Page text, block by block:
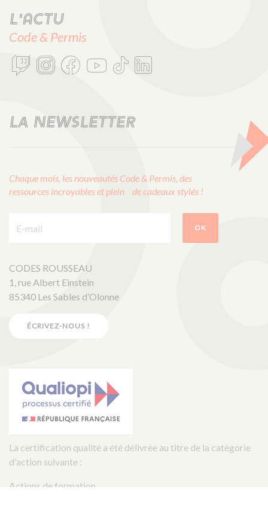
L'actu
Code & Permis
LA NEWSLETTER
Chaque mois, les nouveautés Code & Permis, des
ressources incroyables et plein de cadeaux stylés !
OK
CODES ROUSSEAU
1, rue Albert Einstein
85340 Les Sables d’Olonne
ÉCRIVEZ-NOUS !
La certification qualité a été délivrée au titre de la catégorie
d'action suivante :
Actions de formation